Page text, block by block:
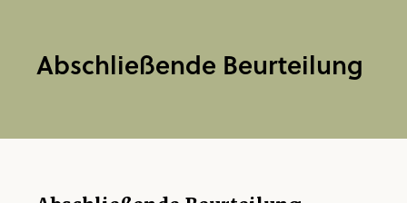
Abschließende Beurteilung